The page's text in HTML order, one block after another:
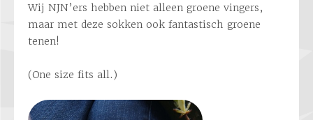
Wij NJN’ers hebben niet alleen groene vingers,
maar met deze sokken ook fantastisch groene
tenen!
(One size fits all.)